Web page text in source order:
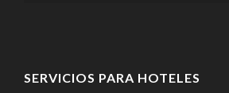
SERVICIOS PARA HOTELES